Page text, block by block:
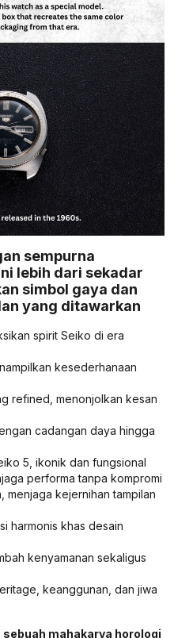
sempurna
lebih dari sekadar
simbol gaya dan
yang ditawarkan
spirit Seiko di era
kesederhanaan
refined, menonjolkan kesan
cadangan daya hingga
5, ikonik dan fungsional
performa tanpa kompromi
menjaga kejernihan tampilan
harmonis khas desain
kenyamanan sekaligus
keanggunan, dan jiwa
mahakarya horologi